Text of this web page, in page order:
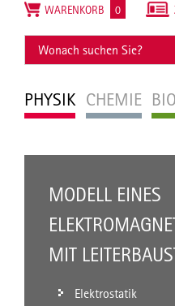
PHYSIK CHEMIE
WARENKORB 0
MODELL EINES
MIT
Elektrostatik